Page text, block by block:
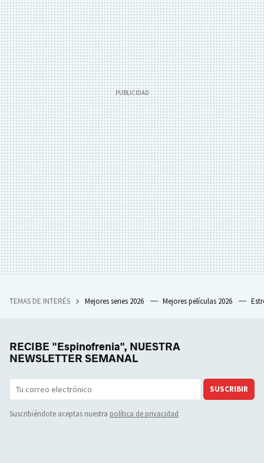
TEMAS DE INTERÉS Mejores series 2026 Mejores películas 2026
RECIBE "Espinofrenia", NUESTRA
NEWSLETTER SEMANAL
SUSCRIBIR
Suscribiéndote aceptas nuestra política de privacidad